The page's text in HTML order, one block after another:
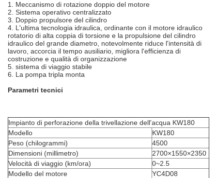
1. Meccanismo di rotazione doppio del motore
2. Sistema operativo centralizzato
3. Doppio propulsore del cilindro
4. L'ultima tecnologia idraulica, ordinante con il motore idraulico
rotatorio di alta coppia di torsione e la propulsione del cilindro
idraulico del grande diametro, notevolmente riduce l'intensità di
lavoro, accorcia il tempo ausiliario, migliora l'efficienza di
costruzione e qualità di organizzazione
5. sistema di viaggio stabile
6. La pompa tripla monta
Parametri tecnici
Impianto di perforazione della trivellazione dell'acqua KW180
Modello
KW180
Peso (chilogrammi)
4500
Dimensioni (millimetro)
2700×1550×2350
Velocità di viaggio (km/ora)
0~2.5
Modello del motore
YC4D08